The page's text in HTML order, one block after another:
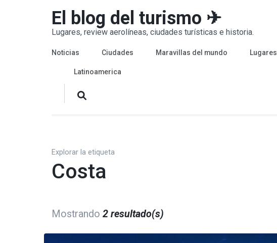
El blog del turismo ✈
Lugares, review aerolíneas, ciudades turísticas e historia.
Noticias Ciudades Maravillas del mundo Lugares
Latinoamerica
Explorar la etiqueta
Costa
Mostrando 2 resultado(s)